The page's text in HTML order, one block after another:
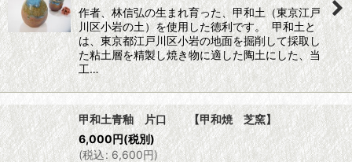
作者、林信弘の生まれ育った、甲和土（東京江戸
川区小岩の土）を使用した徳利です。 甲和土と
は、東京都江戸川区小岩の地面を掘削して採取し
た粘土層を精製し焼き物に適した陶土にした、当
工…
甲和土青釉 片口 【甲和焼 芝窯】
6,000円(税別)
(税込: 6,600円)